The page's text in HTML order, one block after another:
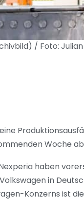
/ Foto:
Woche
haben
in
Konzerns ist